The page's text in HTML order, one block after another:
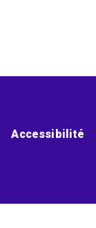
Accessibilité